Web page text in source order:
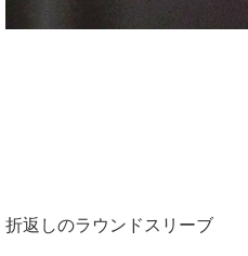
折返しのラウンドスリーブ